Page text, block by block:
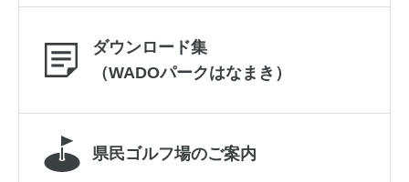
ダウンロード集
（WADOパークはなまき）
県民ゴルフ場のご案内